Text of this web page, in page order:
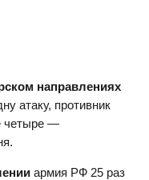
направлениях
атаку, противник
четыре —
армия РФ 25 раз